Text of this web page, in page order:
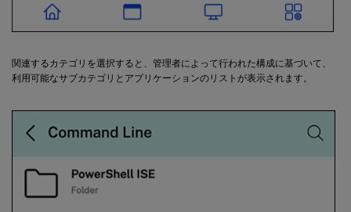
関連するカテゴリを選択すると、管理者によって行われた構成に基づいて、
利用可能なサブカテゴリとアプリケーションのリストが表示されます。